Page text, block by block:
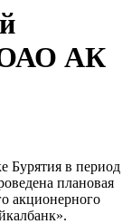
ОАО АК
Бурятия в период
плановая
акционерного